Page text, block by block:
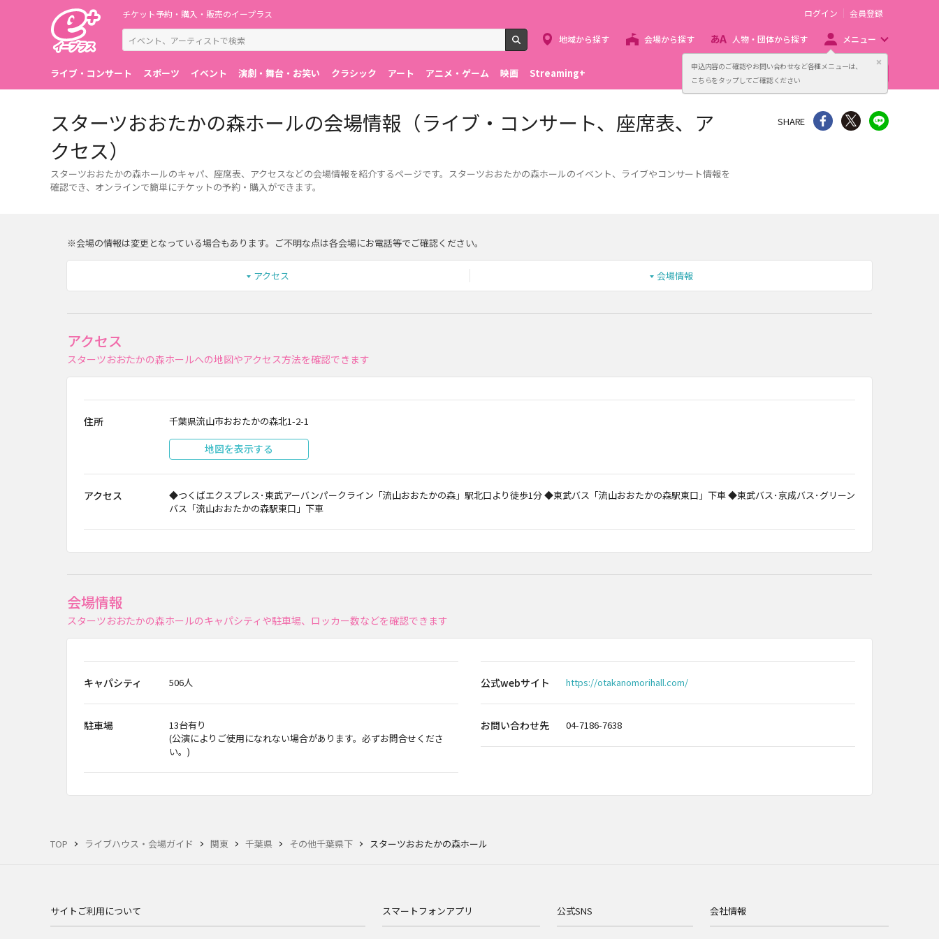
申込内容のご確認やお問い合わせなど各種メニューは、
こちらをタップしてご確認ください
閉じる
チケット予約・購入・販売のイープラス
検索
ログイン 会員登録
地域から探す 会場から探す 人物・団体から探す メニュー
ライブ・コンサート スポーツ イベント 演劇・舞台・お笑い クラシック アート アニメ・ゲーム 映画 Streaming+ 主催者向け販売サービス
TOP ライブハウス・会場ガイド 関東 千葉県 その他千葉県下 スターツおおたかの森ホール
スターツおおたかの森ホールの会場情報（ライブ・コンサート、座席表、ア
クセス）
スターツおおたかの森ホールのキャパ、座席表、アクセスなどの会場情報を紹介するページです。スターツおおたかの森ホールのイベント、ライブやコンサート情報を
確認でき、オンラインで簡単にチケットの予約・購入ができます。
SHARE シェア Twitter
※会場の情報は変更となっている場合もあります。ご不明な点は各会場にお電話等でご確認ください。
アクセス 会場情報
アクセス
スターツおおたかの森ホールへの地図やアクセス方法を確認できます
住所 千葉県流山市おおたかの森北1-2-1
地図を表示する
アクセス
◆つくばエクスプレス･東武アーバンパークライン「流山おおたかの森」駅北口より徒歩1分 ◆東武バス「流山おおたかの森駅東口」下車 ◆東武バス･京成バス･グリーン
バス「流山おおたかの森駅東口」下車
会場情報
スターツおおたかの森ホールのキャパシティや駐車場、ロッカー数などを確認できます
キャパシティ 506人
駐車場
13台有り
(公演によりご使用になれない場合があります。必ずお問合せくださ
い。)
公式webサイト https://otakanomorihall.com/
お問い合わせ先 04-7186-7638
サイトご利用について スマートフォンアプリ 公式SNS 会社情報